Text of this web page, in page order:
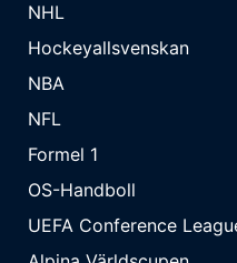
NHL
Hockeyallsvenskan
NBA
NFL
Formel 1
OS-Handboll
UEFA Conference